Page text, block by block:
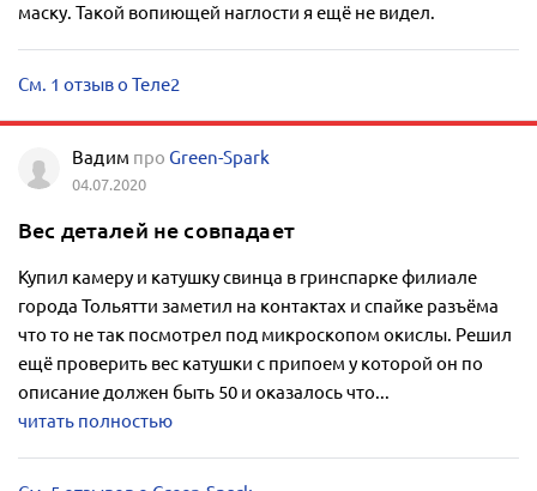
маску. Такой вопиющей наглости я ещё не видел.
См. 1 отзыв о Теле2
Вадим про Green-Spark
04.07.2020
Вес деталей не совпадает
Купил камеру и катушку свинца в гринспарке филиале
города Тольятти заметил на контактах и спайке разъёма
что то не так посмотрел под микроскопом окислы. Решил
ещё проверить вес катушки с припоем у которой он по
описание должен быть 50 и оказалось что...
читать полностью